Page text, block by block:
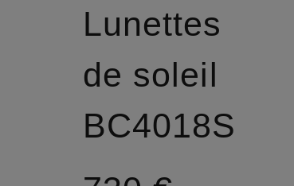
Lunettes
de soleil
BC4018S